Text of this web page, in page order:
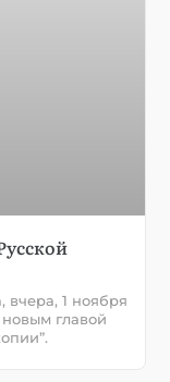
1 ноября
главой